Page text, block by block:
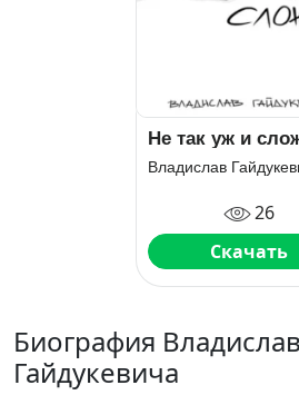
Не так уж и
Владислав
26
Скачать
Биография
Гайдукевича